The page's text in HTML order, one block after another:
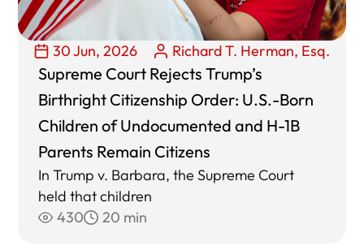
30 Jun, 2026 Richard T. Herman, Esq.
Supreme Court Rejects Trump’s
Birthright Citizenship Order: U.S.-Born
Children of Undocumented and H-1B
Parents Remain Citizens
In Trump v. Barbara, the Supreme Court
held that children
430
20 min